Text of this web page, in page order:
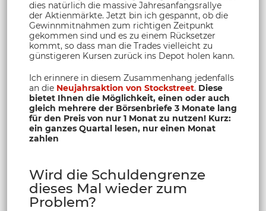
dies natürlich die massive Jahresanfangsrallye
der Aktienmärkte. Jetzt bin ich gespannt, ob die
Gewinnmitnahmen zum richtigen Zeitpunkt
gekommen sind und es zu einem Rücksetzer
kommt, so dass man die Trades vielleicht zu
günstigeren Kursen zurück ins Depot holen kann.
Ich erinnere in diesem Zusammenhang jedenfalls
an die Neujahrsaktion von Stockstreet. Diese
bietet Ihnen die Möglichkeit, einen oder auch
gleich mehrere der Börsenbriefe 3 Monate lang
für den Preis von nur 1 Monat zu nutzen! Kurz:
ein ganzes Quartal lesen, nur einen Monat
zahlen
Wird die Schuldengrenze
dieses Mal wieder zum
Problem?